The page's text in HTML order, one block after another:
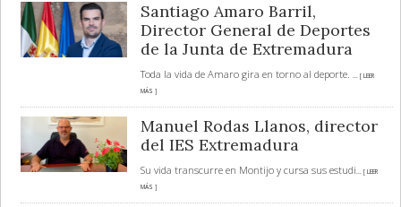
Santiago Amaro Barril,
Director General de Deportes
de la Junta de Extremadura
Toda la vida de Amaro gira en torno al deporte. ... [ LEER
MÁS ]
Manuel Rodas Llanos, director
del IES Extremadura
Su vida transcurre en Montijo y cursa sus estudi... [ LEER
MÁS ]